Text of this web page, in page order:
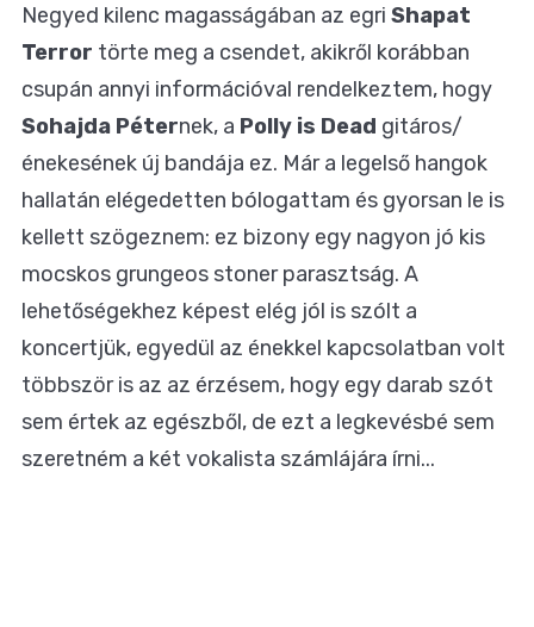
Negyed kilenc magasságában az egri Shapat
Terror törte meg a csendet, akikről korábban
csupán annyi információval rendelkeztem, hogy
Sohajda Péternek, a Polly is Dead gitáros/
énekesének új bandája ez. Már a legelső hangok
hallatán elégedetten bólogattam és gyorsan le is
kellett szögeznem: ez bizony egy nagyon jó kis
mocskos grungeos stoner parasztság. A
lehetőségekhez képest elég jól is szólt a
koncertjük, egyedül az énekkel kapcsolatban volt
többször is az az érzésem, hogy egy darab szót
sem értek az egészből, de ezt a legkevésbé sem
szeretném a két vokalista számlájára írni...